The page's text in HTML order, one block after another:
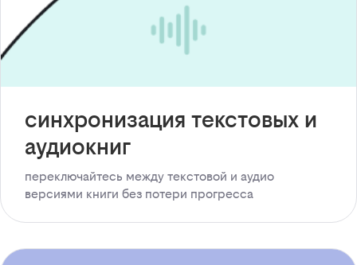
синхронизация текстовых и
аудиокниг
переключайтесь между текстовой и аудио
версиями книги без потери прогресса